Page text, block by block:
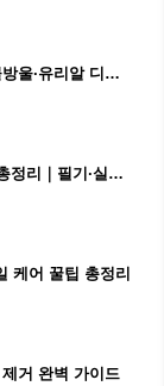
2026 여름 네일 추천 TOP 10｜물방울·유리알 디자인으로 손끝까지 시원하게
2026 네일 국가자격증 시험일정 총정리｜필기·실기 접수방법과 합격 준비 순서
케어 꿀팁 총정리
거 완벽 가이드